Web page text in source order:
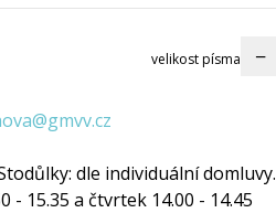
velikost písma −
dle individuální domluvy.
- 15.35 a čtvrtek 14.00 - 14.45